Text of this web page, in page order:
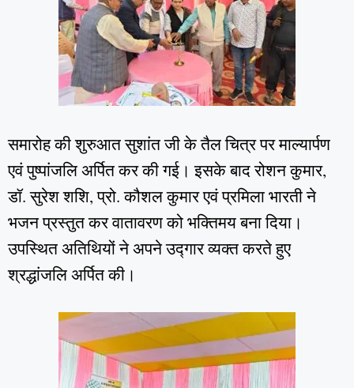
समारोह की शुरुआत सुशांत जी के तैल चित्र पर माल्यार्पण
एवं पुष्पांजलि अर्पित कर की गई। इसके बाद रोशन कुमार,
डॉ. सुरेश शशि, प्रो. कौशल कुमार एवं प्रमिला भारती ने
भजन प्रस्तुत कर वातावरण को भक्तिमय बना दिया।
उपस्थित अतिथियों ने अपने उद्गार व्यक्त करते हुए
श्रद्धांजलि अर्पित की।